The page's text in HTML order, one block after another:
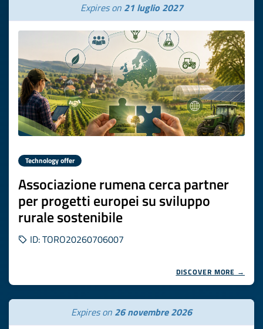
Expires on 21 luglio 2027
Technology offer
Associazione rumena cerca partner
per progetti europei su sviluppo
rurale sostenibile
ID: TORO20260706007
DISCOVER MORE →
Expires on 26 novembre 2026